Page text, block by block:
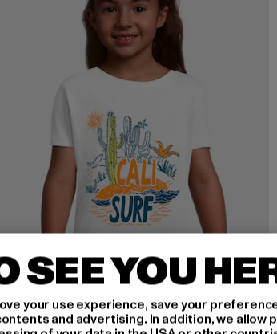
SEE YOU
your use experience, save your
and advertising. In addition, we